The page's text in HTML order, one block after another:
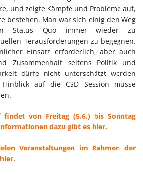
und zeigte Kämpfe und Probleme auf,
bestehen. Man war sich einig den Weg
Status Quo immer wieder zu
Herausforderungen zu begegnen.
Einsatz erforderlich, aber auch
Zusammenhalt seitens Politik und
dürfe nicht unterschätzt werden
auf die CSD Session müsse
findet von Freitag (5.6.) bis Sonntag
dazu gibt es hier.
Veranstaltungen im Rahmen der